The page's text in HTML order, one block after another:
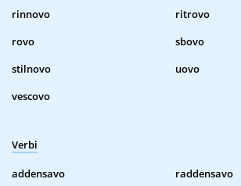
rinnovo
ritrovo
rovo
sbovo
stilnovo
uovo
vescovo
Verbi
addensavo
raddensavo